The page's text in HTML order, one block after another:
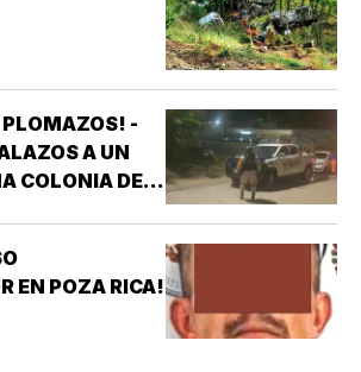
PLOMAZOS! -
A UN
COLONIA DE
EN POZA RICA!